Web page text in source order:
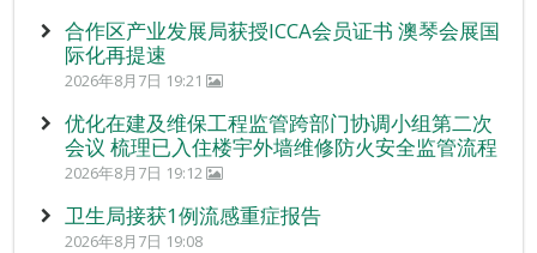
合作区产业发展局获授ICCA会员证书 澳琴会展国
际化再提速
2026年8月7日 19:21
优化在建及维保工程监管跨部门协调小组第二次
会议 梳理已入住楼宇外墙维修防火安全监管流程
2026年8月7日 19:12
卫生局接获1例流感重症报告
2026年8月7日 19:08